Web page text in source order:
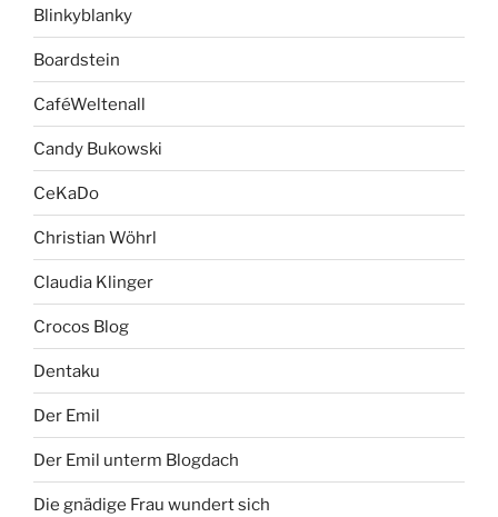
Blinkyblanky
Boardstein
CaféWeltenall
Candy Bukowski
CeKaDo
Christian Wöhrl
Claudia Klinger
Crocos Blog
Dentaku
Der Emil
Der Emil unterm Blogdach
Die gnädige Frau wundert sich